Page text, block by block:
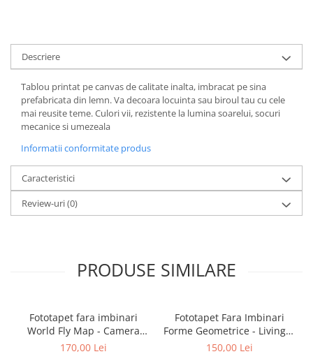
Descriere
Tablou printat pe canvas de calitate inalta, imbracat pe sina
prefabricata din lemn. Va decoara locuinta sau biroul tau cu cele
mai reusite teme. Culori vii, rezistente la lumina soarelui, socuri
mecanice si umezeala
Informatii conformitate produs
Caracteristici
Review-uri(0)
PRODUSE SIMILARE
Fototapet fara imbinari
World Fly Map - Camera
Copilului
170,00 Lei
Fototapet Fara Imbinari
Forme Geometrice - Living &
Dormitor
150,00 Lei